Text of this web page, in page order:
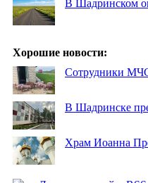
В Шадринском
Хорошие новости:
Сотрудники
В Шадринске
Храм Иоанна